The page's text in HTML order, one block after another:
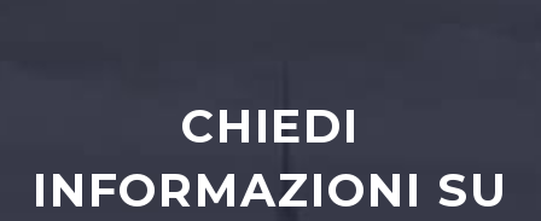
CHIEDI
INFORMAZIONI SU